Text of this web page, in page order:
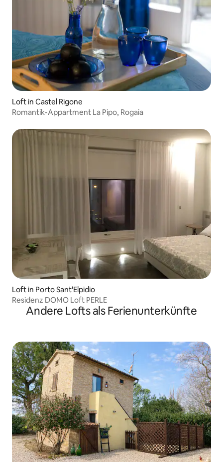
Loft in Castel Rigone
Romantik-Appartment La Pipo, Rogaia
Loft in Porto Sant'Elpidio
Residenz DOMO Loft PERLE
Andere Lofts als Ferienunterkünfte